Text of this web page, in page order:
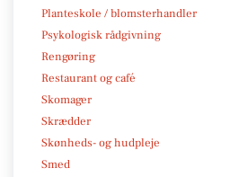
Planteskole / blomsterhandler
Psykologisk rådgivning
Rengøring
Restaurant og café
Skomager
Skrædder
Skønheds- og hudpleje
Smed